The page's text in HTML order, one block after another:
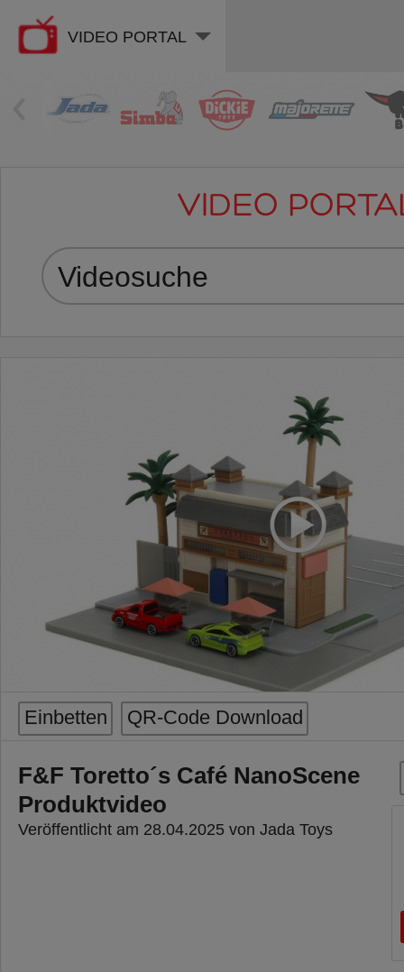
VIDEO PORTAL
VIDEO
Einbetten QR-Code Download
F&F Toretto´s Café NanoScene
Produktvideo
Veröffentlicht am 28.04.2025 von Jada Toys